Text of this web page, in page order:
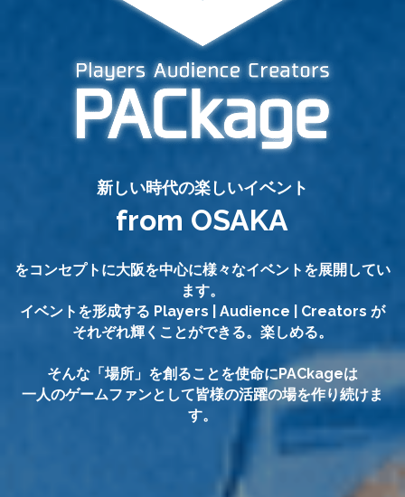
新しい時代の楽しいイベント
from OSAKA
をコンセプトに大阪を中心に様々なイベントを展開してい
ます。
イベントを形成する Players | Audience | Creators が
それぞれ輝くことができる。楽しめる。
そんな「場所」を創ることを使命にPACkageは
一人のゲームファンとして皆様の活躍の場を作り続けま
す。